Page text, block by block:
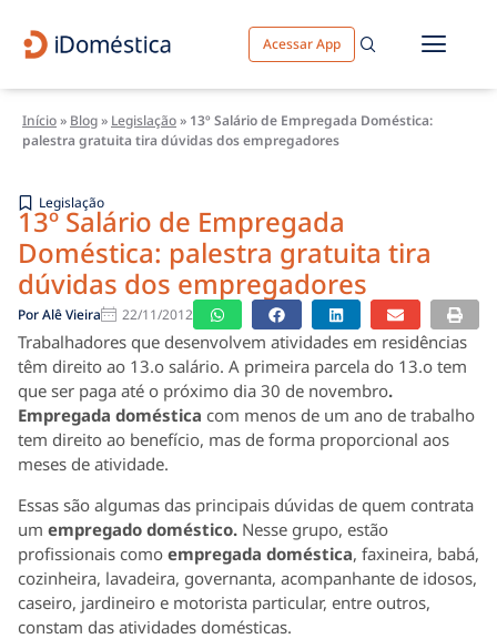
Acessar App
Início» Blog» Legislação» 13º Salário de Empregada Doméstica:
palestra gratuita tira dúvidas dos empregadores
Legislação
13º Salário de Empregada
Doméstica: palestra gratuita tira
dúvidas dos empregadores
PorAlê Vieira 22/11/2012
Trabalhadores que desenvolvem atividades em residências
têm direito ao 13.o salário. A primeira parcela do 13.o tem
que ser paga até o próximo dia 30 de novembro.
Empregada doméstica com menos de um ano de trabalho
tem direito ao benefício, mas de forma proporcional aos
meses de atividade.
Essas são algumas das principais dúvidas de quem contrata
um empregado doméstico. Nesse grupo, estão
profissionais como empregada doméstica, faxineira, babá,
cozinheira, lavadeira, governanta, acompanhante de idosos,
caseiro, jardineiro e motorista particular, entre outros,
constam das atividades domésticas.